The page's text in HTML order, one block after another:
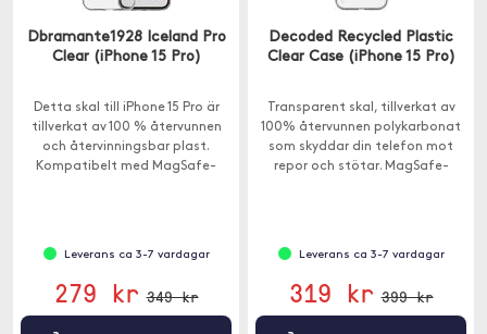
Dbramante1928 Iceland Pro
Clear (iPhone 15 Pro)
Detta skal till iPhone 15 Pro är
tillverkat av 100 % återvunnen
och återvinningsbar plast.
Kompatibelt med MagSafe-
Leverans ca 3-7 vardagar
279 kr 349 kr
Decoded Recycled Plastic
Clear Case (iPhone 15 Pro)
Transparent skal, tillverkat av
100% återvunnen polykarbonat
som skyddar din telefon mot
repor och stötar. MagSafe-
Leverans ca 3-7 vardagar
319 kr 399 kr